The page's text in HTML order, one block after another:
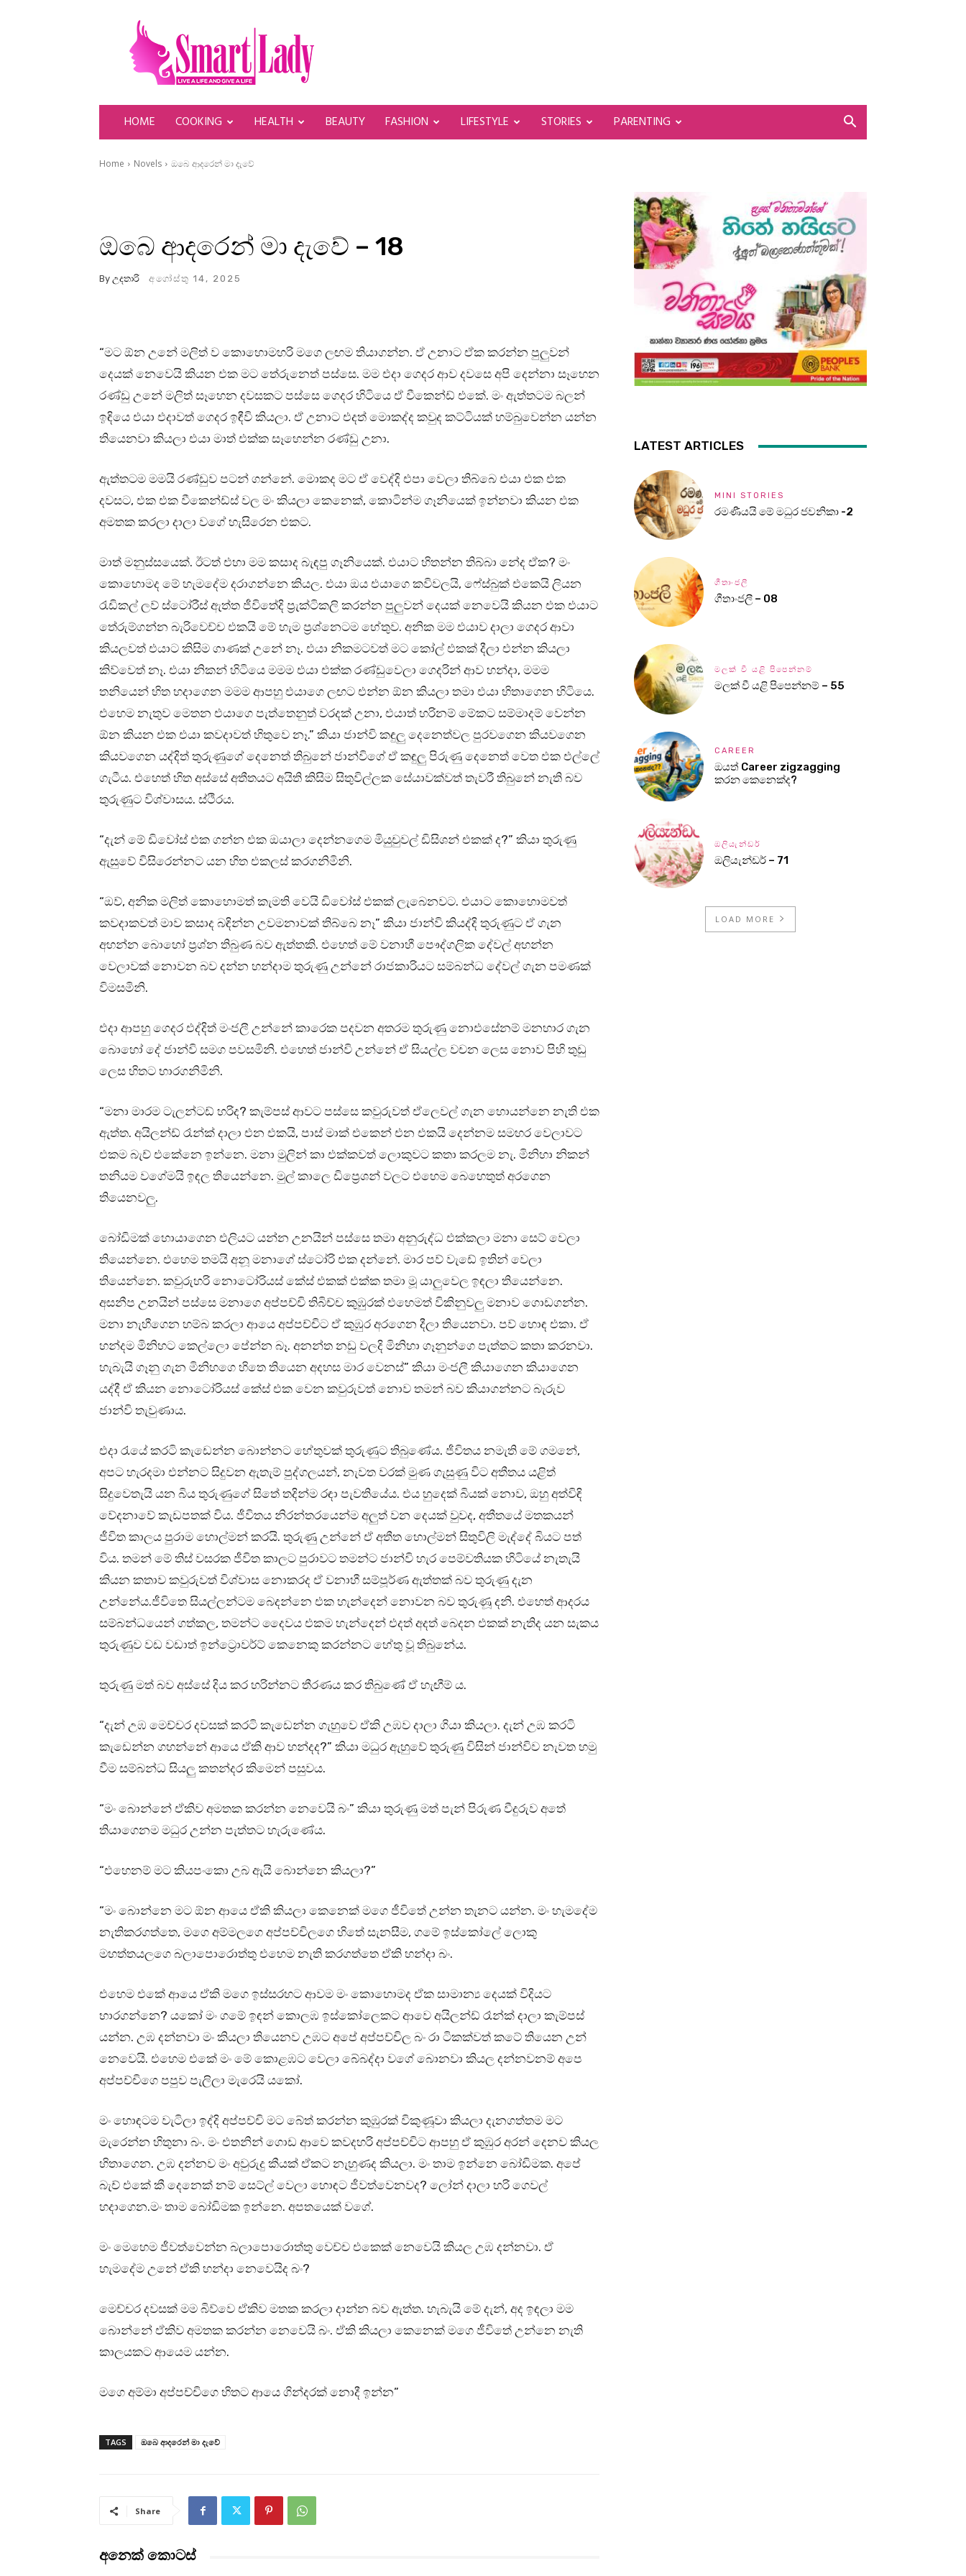
SmartLady
HOME COOKING HEALTH BEAUTY FASHION LIFESTYLE STORIES PARENTING
Home Novels ඔබෙ ආදරෙන් මා දැවේ
ඔබෙ ආදරෙන් මා දැවේ – 18
By උදතාරි අගෝස්තු 14, 2025
“මට ඕන උනේ මලිත් ව කොහොමහරි මගෙ ලඟම තියාගන්න. ඒ උනාට ඒක කරන්න පුලුවන්
දෙයක් නෙවෙයි කියන එක මට තේරුනෙත් පස්සෙ. මම එදා ගෙදර ආව දවසෙ අපි දෙන්නා සෑහෙන
රණ්ඩු උනේ මලිත් සෑහෙන දවසකට පස්සෙ ගෙදර හිටියෙ ඒ වීකෙන්ඩ් එකේ. මං ඇත්තටම බලන්
ඉඳියෙ එයා එදාවත් ගෙදර ඉඳීවි කියලා. ඒ උනාට එදත් මොකද්ද කවුද කට්ටියක් හම්බුවෙන්න යන්න
තියෙනවා කියලා එයා මාත් එක්ක සෑහෙන්න රණ්ඩු උනා.
ඇත්තටම මමයි රණ්ඩුව පටන් ගන්නේ. මොකද මට ඒ වෙද්දි එපා වෙලා තිබ්බෙ එයා එක එක
දවසට, එක එක වීකෙන්ඩ්ස් වල මං කියලා කෙනෙක්, කොටින්ම ගෑනියෙක් ඉන්නවා කියන එක
අමතක කරලා දාලා වගේ හැසිරෙන එකට.
මාත් මනුස්සයෙක්. ඊටත් එහා මම කසාද බැඳපු ගෑනියෙක්. එයාට හිතන්න තිබ්බා නේද ඒක? මං
කොහොමද මේ හැමදේම දරාගන්නෙ කියල. එයා ඔය එයාගෙ කවිවලයි, ෆේස්බුක් එකෙයි ලියන
රැඩිකල් ලව් ස්ටෝරීස් ඇත්ත ජීවිතේදි ප්‍රැක්ටිකලි කරන්න පුලුවන් දෙයක් නෙවෙයි කියන එක එයාට
තේරුම්ගන්න බැරිවෙච්ච එකයි මේ හැම ප්‍රශ්නෙටම හේතුව. අනික මම එයාව දාලා ගෙදර ආවා
කියලවත් එයාට කිසිම ගාණක් උනේ නෑ. එයා නිකමටවත් මට කෝල් එකක් දීලා එන්න කියලා
කිව්වෙත් නෑ. එයා නිකන් හිටියෙ මමම එයා එක්ක රණ්ඩුවෙලා ගෙදරින් ආව හන්දා, මමම
තනියෙන් හිත හදාගෙන මමම ආපහු එයාගෙ ලඟට එන්න ඕන කියලා තමා එයා හිතාගෙන හිටියෙ.
එහෙම නැතුව මෙතන එයාගෙ පැත්තෙනුත් වරදක් උනා, එයාත් හරිනම් මේකට සම්මාදම් වෙන්න
ඕන කියන එක එයා කවදාවත් හිතුවෙ නෑ.” කියා ජාන්වි කඳුලු දෙනෙත්වල පුරවගෙන කියවගෙන
කියවගෙන යද්දිත් තුරුණුගේ දෙනෙත් තිබුනේ ජාන්විගේ ඒ කඳුලු පිරුණු දෙනෙත් වෙත එක එල්ලේ
ගැටීය. එහෙත් හිත අස්සේ අතීතයට අයිති කිසිම සිතුවිල්ලක සේයාවක්වත් තැවරී තිබුනේ නැති බව
තුරුණුට විශ්වාසය. ස්ථිරය.
“දැන් මේ ඩිවෝස් එක ගන්න එක ඔයාලා දෙන්නගෙම මියුචුවල් ඩිසිශන් එකක් ද?” කියා තුරුණු
ඇසුවේ විසිරෙන්නට යන හිත එකලස් කරගනිමිනි.
“ඔව්, අනික මලිත් කොහොමත් කැමති වෙයි ඩිවෝස් එකක් ලැබෙනවට. එයාට කොහොමවත්
කවදාකවත් මාව කසාද බඳින්න උවමනාවක් තිබ්බෙ නෑ” කියා ජාන්වි කියද්දි තුරුණුට ඒ ගැන
අහන්න බොහෝ ප්‍රශ්න තිබුණ බව ඇත්තකි. එහෙත් මේ වනාහී පෞද්ගලික දේවල් අහන්න
වෙලාවක් නොවන බව දන්න හන්දාම තුරුණු උන්නේ රාජකාරියට සම්බන්ධ දේවල් ගැන පමණක්
විමසමිනි.
එදා ආපහු ගෙදර එද්දිත් මංජලී උන්නේ කාරෙක පදවන අතරම තුරුණු නොඑසේනම් මනහාර ගැන
බොහෝ දේ ජාන්වි සමග පවසමිනි. එහෙත් ජාන්වි උන්නේ ඒ සියල්ල වචන ලෙස නොව පිහි තුඩු
ලෙස හිතට භාරගනිමිනි.
“මනා මාරම ටැලන්ටඩ් හරිද? කැම්පස් ආවට පස්සෙ කවුරුවත් ඒලෙවල් ගැන හොයන්නෙ නැති එක
ඇත්ත. අයිලන්ඩ් රෑන්ක් දාලා එන එකයි, පාස් මාක් එකෙන් එන එකයි දෙන්නම සමහර වෙලාවට
එකම බැච් එකේනෙ ඉන්නෙ. මනා මුලින් කා එක්කවත් ලොකුවට කතා කරලම නැ. මිනිහා නිකන්
තනියම වගේමයි ඉඳල තියෙන්නෙ. මුල් කාලෙ ඩිප්‍රෙශන් වලට එහෙම බෙහෙතුත් අරගෙන
තියෙනවලු.
බෝඩිමක් හොයාගෙන එලියට යන්න උනයින් පස්සෙ තමා අනුරුද්ධ එක්කලා මනා සෙට් වෙලා
තියෙන්නෙ. එහෙම තමයි අනූ මනාගේ ස්ටෝරි එක දන්නේ. මාර පව් වැඩේ ඉතින් වෙලා
තියෙන්නෙ. කවුරුහරි නොටෝරියස් කේස් එකක් එක්ක තමා මූ යාලුවෙල ඉඳලා තියෙන්නෙ.
අසනීප උනයින් පස්සෙ මනාගෙ අප්පච්චි තිබිච්ච කුඹුරක් එහෙමත් විකිනුවලු මනාව ගොඩගන්න.
මනා නැහීගෙන හම්බ කරලා ආයෙ අප්පච්චිට ඒ කුඹුර අරගෙන දීලා තියෙනවා. පව් හොඳ එකා. ඒ
හන්දම මිනිහට කෙල්ලො පේන්න බෑ. අනන්ත නඩු වලදි මිනිහා ගෑනුන්ගෙ පැත්තට කතා කරනවා.
හැබැයි ගෑනු ගැන මිනිහගෙ හිතෙ තියෙන අදහස මාර වෙනස්” කියා මංජලී කියාගෙන කියාගෙන
යද්දී ඒ කියන නොටෝරියස් කේස් එක වෙන කවුරුවත් නොව තමන් බව කියාගන්නට බැරුව
ජාන්වි තැවුණාය.
එදා රැයේ කරටි කැඩෙන්න බොන්නට හේතුවක් තුරුණුට තිබුණේය. ජීවිතය නමැති මේ ගමනේ,
අපට හැරදමා එන්නට සිදුවන ඇතැම් පුද්ගලයන්, නැවත වරක් මුණ ගැසුණු විට අතීතය යළිත්
සිදුවෙතැයි යන බිය තුරුණුගේ සිතේ තදින්ම රඳා පැවතියේය. එය හුදෙක් බියක් නොව, ඔහු අත්විඳි
වේදනාවේ කැඩපතක් විය. ජීවිතය නිරන්තරයෙන්ම අලුත් වන දෙයක් වුවද, අතීතයේ මතකයන්
ජීවිත කාලය පුරාම හොල්මන් කරයි. තුරුණු උන්නේ ඒ අතීත හොල්මන් සිතුවිලි මැද්දේ බියට පත්
විය. තමන් මේ තිස් වසරක ජීවිත කාලට පුරාවට තමන්ට ජාන්වි හැර පෙම්වතියක හිටියේ නැතැයි
කියන කතාව කවුරුවත් විශ්වාස නොකරද ඒ වනාහී සම්පූර්ණ ඇත්තක් බව තුරුණු දැන
උන්නේය.ජීවිතෙ සියල්ලන්ටම බෙදන්නෙ එක හැන්දෙන් නොවන බව තුරුණූ දනි. එහෙත් ආදරය
සම්බන්ධයෙන් ගත්කල, තමන්ට දෛවය එකම හැන්දෙන් එදත් අදත් බෙදන එකක් නැතිද යන සැකය
තුරුණුව වඩ වඩාත් ඉන්ට්‍රොවර්ට් කෙනෙකු කරන්නට හේතු වූ තිබුනේය.
තුරුණු මත් බව අස්සේ දිය කර හරින්නට තීරණය කර තිබුණේ ඒ හැඟීම් ය.
“දැන් උඹ මෙච්චර දවසක් කරටි කැඩෙන්න ගැහුවෙ ඒකි උඹව දාලා ගියා කියලා. දැන් උඹ කරටි
කැඩෙන්න ගහන්නේ ආයෙ ඒකි ආව හන්දද?” කියා මධුර ඇහුවේ තුරුණු විසින් ජාන්විව නැවත හමු
වීම සම්බන්ධ සියලු කතන්දර කිමෙන් පසුවය.
“මං බොන්නේ ඒකිව අමතක කරන්න නෙවෙයි බං” කියා තුරුණු මත් පැන් පිරුණ වීදුරුව අතේ
තියාගෙනම මධුර උන්න පැත්තට හැරුණේය.
“එහෙනම් මට කියපංකො උබ ඇයි බොන්නෙ කියලා?”
“මං බොන්නෙ මට ඕන ආයෙ ඒකි කියලා කෙනෙක් මගෙ ජීවිතේ උන්න තැනට යන්න. මං හැමදේම
නැතිකරගත්තෙ, මගෙ අම්මලගෙ අප්පච්චිලගෙ හිතේ සැනසීම, ගමේ ඉස්කෝලේ ලොකු
මහත්තයලගෙ බලාපොරොත්තු එහෙම නැති කරගත්තෙ ඒකි හන්දා බං.
එහෙම එකේ ආයෙ ඒකි මගෙ ඉස්සරහට ආවම මං කොහොමද ඒක සාමාන්‍ය දෙයක් විදියට
භාරගන්නෙ? යකෝ මං ගමේ ඉඳන් කොලඹ ඉස්කෝලෙකට ආවෙ අයිලන්ඩ් රෑන්ක් දාලා කැම්පස්
යන්න. උඹ දන්නවා මං කියලා තියෙනව උඹට අපේ අප්පච්චිල බං රා ටිකක්වත් කටේ තියෙන උන්
නෙවෙයි. එහෙම එකේ මං මේ කොළඹට වෙලා බේබද්දා වගේ බොනවා කියල දන්නවනම් අපෙ
අප්පච්චිගෙ පපුව පැලිලා මැරෙයි යකෝ.
මං හොඳටම වැටිලා ඉද්දි අප්පච්චි මට බේත් කරන්න කුඹුරක් විකුණූවා කියලා දැනගත්තම මට
මැරෙන්න හිතුනා බං. මං එතනින් ගොඩ ආවෙ කවදහරි අප්පච්චිට ආපහු ඒ කුඹුර අරන් දෙනව කියල
හිතාගෙන. උඹ දන්නව මං අවුරුදු කීයක් ඒකට නැහුණද කියලා. මං තාම ඉන්නෙ බෝඩිමක. අපේ
බැච් එකේ කී දෙනෙක් නම් සෙට්ල් වෙලා හොඳට ජීවත්වෙනවද? ලෝන් දාලා හරි ගෙවල්
හදාගෙන.මං තාම බෝඩිමක ඉන්නෙ. අපතයෙක් වගේ.
මං මෙහෙම ජීවත්වෙන්න බලාපොරොත්තු වෙච්ච එකෙක් නෙවෙයි කියල උඹ දන්නවා. ඒ
හැමදේම උනේ ඒකි හන්දා නෙවෙයිද බං?
මෙච්චර දවසක් මම බිව්වෙ ඒකිව මතක කරලා දාන්න බව ඇත්ත. හැබැයි මේ දැන්, අද ඉඳලා මම
බොන්නේ ඒකිව අමතක කරන්න නෙවෙයි බං. ඒකි කියලා කෙනෙක් මගෙ ජීවිතේ උන්නෙ නැති
කාලයකට ආයෙම ‍යන්න.
මගෙ අම්මා අප්පච්චිගෙ හිතට ආයෙ ගින්දරක් නොදී ඉන්න”
TAGS ඔබෙ ආදරෙන් මා දැවේ
Share
අනෙක් කොටස්
LATEST ARTICLES
MINI STORIES
රමණීයයි මේ මධුර ජවනිකා -2
ගීතාංජලී
ගීතාංජලී – 08
මලක් වී යළි පිපෙන්නම්
මලක් වී යළි පිපෙන්නම් – 55
CAREER
ඔයත් Career zigzagging
කරන කෙනෙක්ද?
ඔලියැන්ඩර්
ඔලියැන්ඩර් – 71
LOAD MORE